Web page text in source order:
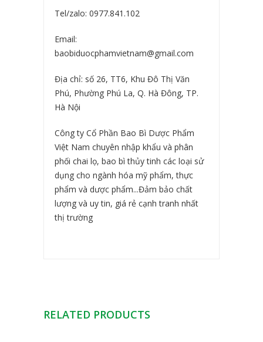
Tel/zalo: 0977.841.102
Email:
baobiduocphamvietnam@gmail.com
Địa chỉ: số 26, TT6, Khu Đô Thị Văn
Phú, Phường Phú La, Q. Hà Đông, TP.
Hà Nội
Công ty Cổ Phần Bao Bì Dược Phẩm
Việt Nam chuyên nhập khẩu và phân
phối chai lọ, bao bì thủy tinh các loại sử
dụng cho ngành hóa mỹ phẩm, thực
phẩm và dược phẩm...Đảm bảo chất
lượng và uy tin, giá rẻ cạnh tranh nhất
thị trường
RELATED PRODUCTS